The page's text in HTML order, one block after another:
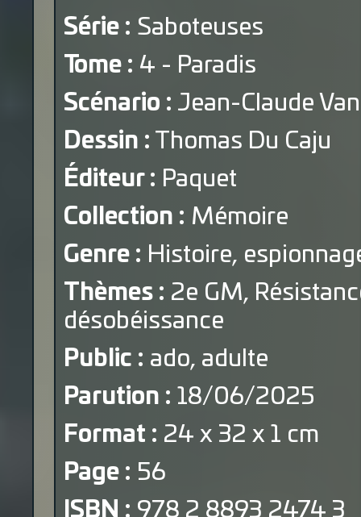
Série : Saboteuses
Tome : 4 - Paradis
Scénario : Jean-Claude
Dessin : Thomas Du Caju
Éditeur : Paquet
Collection : Mémoire
Genre : Histoire,
Thèmes : 2e GM,
désobéissance
Public : ado, adulte
Parution : 18/06/2025
Format : 24 x 32 x 1 cm
Page : 56
ISBN : 978 2 8893 2474 3